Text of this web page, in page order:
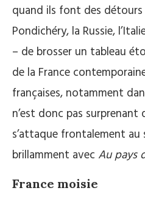
quand ils font des détours
Pondichéry, la Russie,
– de brosser un tableau
de la France
françaises, notamment
n’est donc pas surprenant
s’attaque frontalement
brillamment avec Au pays
France moisie